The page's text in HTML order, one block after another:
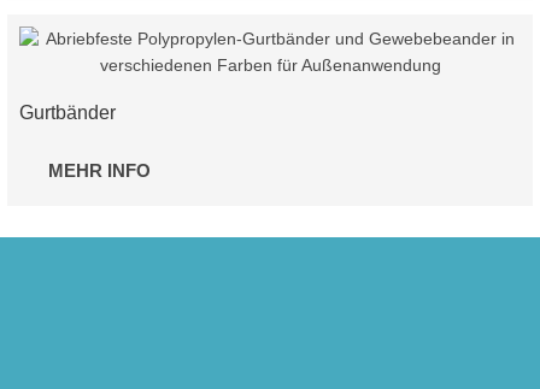
Gurtbänder
MEHR INFO